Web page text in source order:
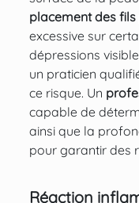
placement des fils
excessive sur
dépressions
un praticien
ce risque. Un
capable de
ainsi que la
pour garantir des
Réaction